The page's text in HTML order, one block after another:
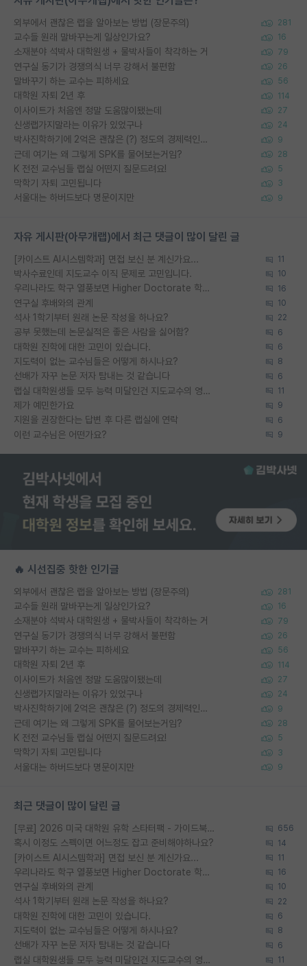
외부에서 괜찮은 랩을 알아보는 방법 (장문주의) 281
교수들 원래 말바꾸는게 일상인가요? 16
소재분야 석박사 대학원생 + 물박사들이 착각하는 거 79
연구실 동기가 경쟁의식 너무 강해서 불편함 26
말바꾸기 하는 교수는 피하세요 56
대학원 자퇴 2년 후 114
이사이트가 처음엔 정말 도움많이됐는데 27
신생랩가지말라는 이유가 있었구나 24
박사진학하기에 2억은 괜찮은 (?) 정도의 경제력인가요 9
근데 여기는 왜 그렇게 SPK를 물어보는거임? 28
K 전전 교수님들 랩실 어떤지 질문드려요! 5
막학기 자퇴 고민됩니다 3
서울대는 하버드보다 명문이지만 9
자유 게시판(아무개랩)에서 최근 댓글이 많이 달린 글
[카이스트 AI시스템학과] 면접 보신 분 계신가요... 11
박사수료인데 지도교수 이직 문제로 고민입니다. 10
우리나라도 학구 열풍보면 Higher Doctorate 학위가 필요하다고 봅니다. 16
연구실 후배와의 관계 10
석사 1학기부터 원래 논문 작성을 하나요? 22
공부 못했는데 논문실적은 좋은 사람을 싫어함? 6
대학원 진학에 대한 고민이 있습니다. 6
지도력이 없는 교수님들은 어떻게 하시나요? 8
선배가 자꾸 논문 저자 탐내는 것 같습니다 6
랩실 대학원생들 모두 능력 미달인건 지도교수의 영향 아닌가? 11
제가 예민한가요 9
지원을 권장한다는 답변 후 다른 랩실에 연락 6
이런 교수님은 어떤가요? 9
🔥 시선집중 핫한 인기글
외부에서 괜찮은 랩을 알아보는 방법 (장문주의) 281
교수들 원래 말바꾸는게 일상인가요? 16
소재분야 석박사 대학원생 + 물박사들이 착각하는 거 79
연구실 동기가 경쟁의식 너무 강해서 불편함 26
말바꾸기 하는 교수는 피하세요 56
대학원 자퇴 2년 후 114
이사이트가 처음엔 정말 도움많이됐는데 27
신생랩가지말라는 이유가 있었구나 24
박사진학하기에 2억은 괜찮은 (?) 정도의 경제력인가요 9
근데 여기는 왜 그렇게 SPK를 물어보는거임? 28
K 전전 교수님들 랩실 어떤지 질문드려요! 5
막학기 자퇴 고민됩니다 3
서울대는 하버드보다 명문이지만 9
최근 댓글이 많이 달린 글
[무료] 2026 미국 대학원 유학 스타터팩 - 가이드북 & 합격자 컨택메일 템플릿 656
혹시 이정도 스펙이면 어느정도 잡고 준비해야하나요? 14
[카이스트 AI시스템학과] 면접 보신 분 계신가요... 11
우리나라도 학구 열풍보면 Higher Doctorate 학위가 필요하다고 봅니다. 16
연구실 후배와의 관계 10
석사 1학기부터 원래 논문 작성을 하나요? 22
대학원 진학에 대한 고민이 있습니다. 6
지도력이 없는 교수님들은 어떻게 하시나요? 8
선배가 자꾸 논문 저자 탐내는 것 같습니다 6
랩실 대학원생들 모두 능력 미달인건 지도교수의 영향 아닌가? 11